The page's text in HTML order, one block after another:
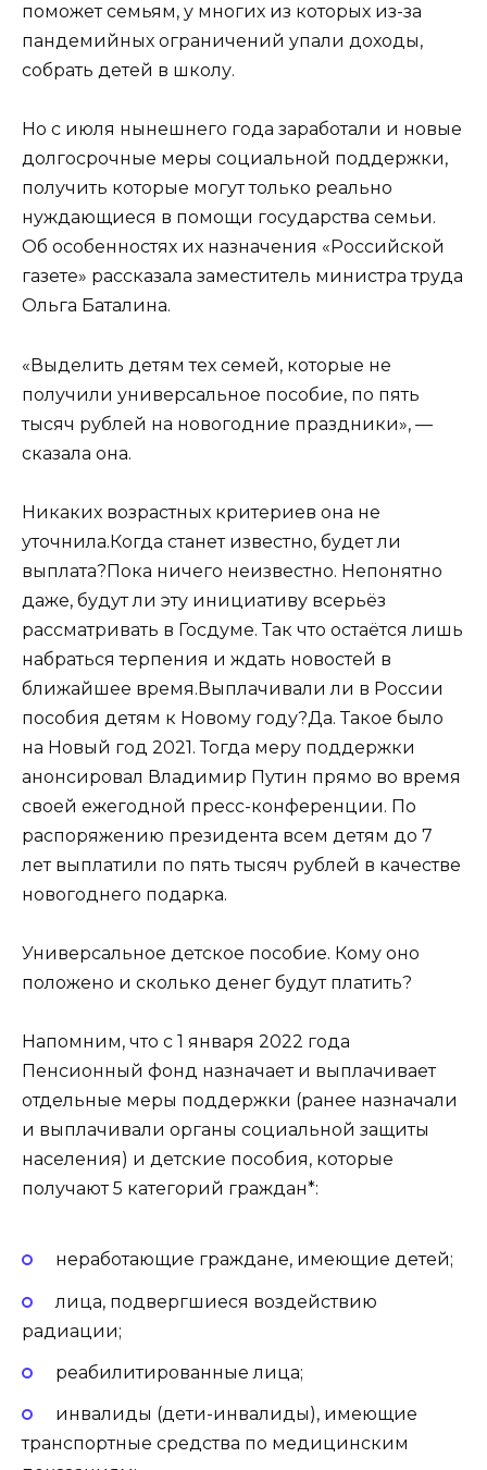
поможет семьям, у многих из которых из-за
пандемийных ограничений упали доходы,
собрать детей в школу.
Но с июля нынешнего года заработали и новые
долгосрочные меры социальной поддержки,
получить которые могут только реально
нуждающиеся в помощи государства семьи.
Об особенностях их назначения «Российской
газете» рассказала заместитель министра труда
Ольга Баталина.
«Выделить детям тех семей, которые не
получили универсальное пособие, по пять
тысяч рублей на новогодние праздники», —
сказала она.
Никаких возрастных критериев она не
уточнила.Когда станет известно, будет ли
выплата?Пока ничего неизвестно. Непонятно
даже, будут ли эту инициативу всерьёз
рассматривать в Госдуме. Так что остаётся лишь
набраться терпения и ждать новостей в
ближайшее время.Выплачивали ли в России
пособия детям к Новому году?Да. Такое было
на Новый год 2021. Тогда меру поддержки
анонсировал Владимир Путин прямо во время
своей ежегодной пресс-конференции. По
распоряжению президента всем детям до 7
лет выплатили по пять тысяч рублей в качестве
новогоднего подарка.
Универсальное детское пособие. Кому оно
положено и сколько денег будут платить?
Напомним, что с 1 января 2022 года
Пенсионный фонд назначает и выплачивает
отдельные меры поддержки (ранее назначали
и выплачивали органы социальной защиты
населения) и детские пособия, которые
получают 5 категорий граждан*:
неработающие граждане, имеющие детей;
лица, подвергшиеся воздействию
радиации;
реабилитированные лица;
инвалиды (дети-инвалиды), имеющие
транспортные средства по медицинским